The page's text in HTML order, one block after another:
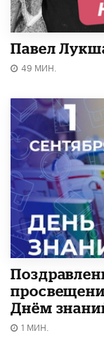
Павел
49 МИН.
Днём
1 МИН.